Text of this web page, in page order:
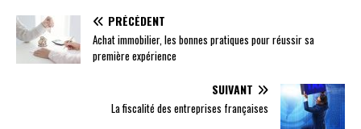
PRÉCÉDENT
Achat immobilier, les bonnes pratiques pour réussir sa
première expérience
SUIVANT
La fiscalité des entreprises françaises